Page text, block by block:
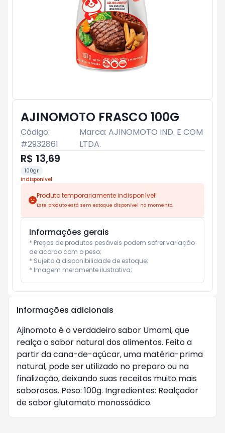
AJINOMOTO FRASCO 100G
Código:
#2932861
Marca: AJINOMOTO IND. E COM
LTDA.
R$ 13,69
100gr
Indisponível
Produto temporariamente indisponível!
Este produto está sem estoque disponível no momento.
Informações gerais
* Preços de produtos pesáveis podem sofrer variação
de acordo com o peso;
* Sujeito à disponibilidade de estoque;
* Imagem meramente ilustrativa;
Informações adicionais
Ajinomoto é o verdadeiro sabor Umami, que
realça o sabor natural dos alimentos. Feito a
partir da cana-de-açúcar, uma matéria-prima
natural, pode ser utilizado no preparo ou na
finalização, deixando suas receitas muito mais
saborosas. Peso: 100g. Ingredientes: Realçador
de sabor glutamato monossódico.